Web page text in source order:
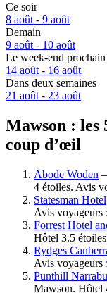
Ce soir
8 août - 9 août
Demain
9 août - 10 août
Le week-end prochain
14 août - 16 août
Dans deux semaines
21 août - 23 août
Mawson : les
coup d’œil
Abode Woden
4 étoiles. Avis
Statesman Hotel
Avis
Forrest Hotel
Hôtel 3.5
Rydges
Avis
Punthill
Mawson. Hôtel